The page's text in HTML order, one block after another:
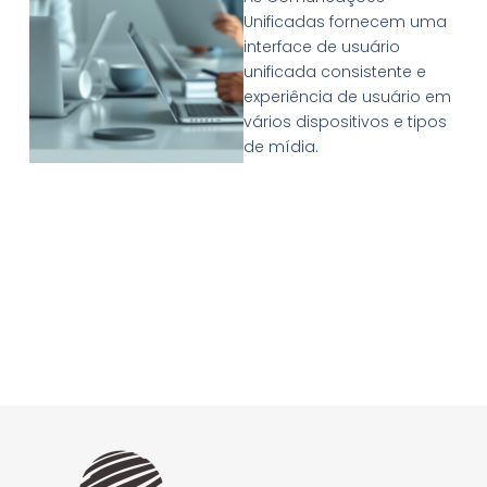
Unificadas fornecem uma
interface de usuário
unificada consistente e
experiência de usuário em
vários dispositivos e tipos
de mídia.